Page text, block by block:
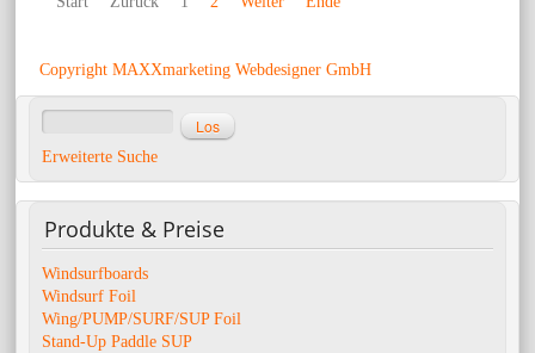
Copyright MAXXmarketing Webdesigner GmbH
Erweiterte Suche
Produkte & Preise
Windsurfboards
Windsurf Foil
Wing/PUMP/SURF/SUP Foil
Stand-Up Paddle SUP